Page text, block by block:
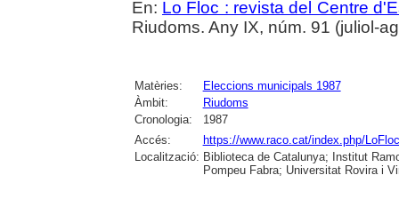
En: Lo Floc : revista del Centre
Riudoms. Any IX, núm. 91 (juliol-
Matèries:
Eleccions municipals 1987
Àmbit:
Riudoms
Cronologia:
1987
Accés:
https://www.raco.cat/index.php/
Localització: Biblioteca de Catalunya; Institut
Pompeu Fabra; Universitat Rovira i